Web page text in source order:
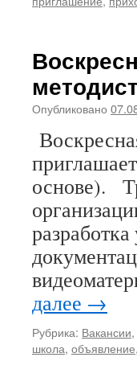
Опубликовано
основе).
далее →
Рубрика: Вакансии,
школа, объявление,